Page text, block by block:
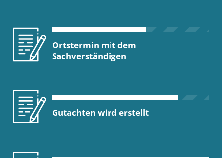
Ortstermin mit dem
Sachverständigen
Gutachten wird erstellt